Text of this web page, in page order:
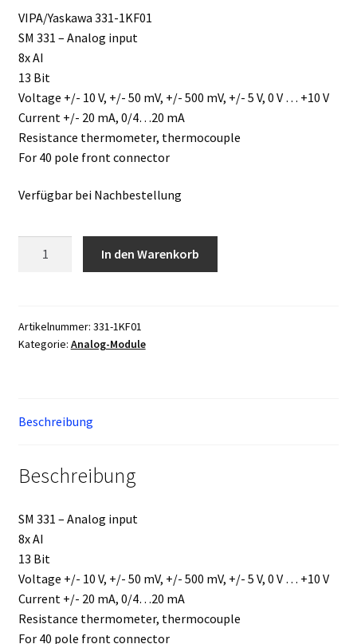
VIPA/Yaskawa 331-1KF01
SM 331 – Analog input
8x AI
13 Bit
Voltage +/- 10 V, +/- 50 mV, +/- 500 mV, +/- 5 V, 0 V … +10 V
Current +/- 20 mA, 0/4…20 mA
Resistance thermometer, thermocouple
For 40 pole front connector
Verfügbar bei Nachbestellung
In den Warenkorb
Artikelnummer: 331-1KF01
Kategorie: Analog-Module
Beschreibung
Beschreibung
SM 331 – Analog input
8x AI
13 Bit
Voltage +/- 10 V, +/- 50 mV, +/- 500 mV, +/- 5 V, 0 V … +10 V
Current +/- 20 mA, 0/4…20 mA
Resistance thermometer, thermocouple
For 40 pole front connector